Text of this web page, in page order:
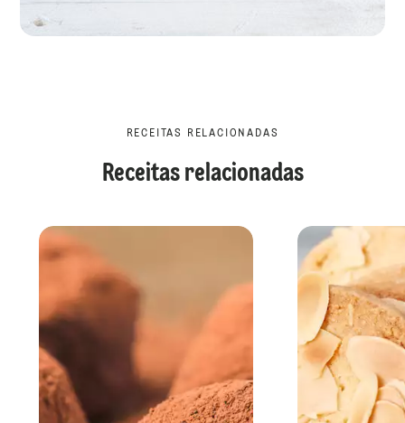
RECEITAS RELACIONADAS
Receitas relacionadas